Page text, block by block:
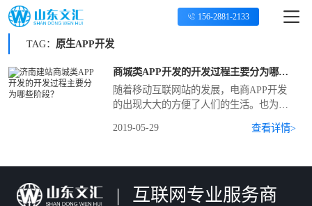
156-2881-2133
TAG： 原生APP开发
商城类APP开发的开发过程主要分为哪些阶段？
随着移动互联网站的发展，电商APP开发
的出现大大的方便了人们的生活。也为部
越来越多的企业都会选择去开发一个APP
2019-05-29 查看详情>
| 互联网专业服务商